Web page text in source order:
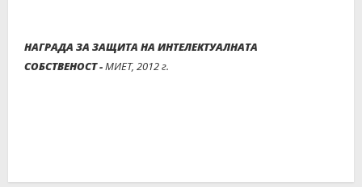
НАГРАДА ЗА ЗАЩИТА НА ИНТЕЛЕКТУАЛНАТА
СОБСТВЕНОСТ-МИЕТ, 2012 г.